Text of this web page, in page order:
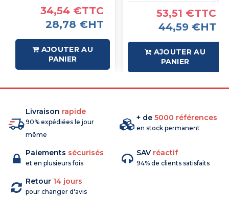
34,54 €TTC
28,78 €HT
AJOUTER AU
PANIER
53,51 €TTC
44,59 €HT
AJOUTER AU
PANIER
Livraison rapide
90% expédiées le jour
même
+ de 5000 références
en stock permanent
Paiements sécurisés
et en plusieurs fois
SAV réactif
94% de clients satisfaits
Retour 14 jours
pour changer d'avis